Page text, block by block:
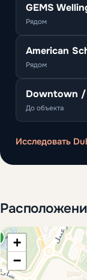
GEMS
Рядом
American
Рядом
Downtown /
До объекта
Исследовать
+
−